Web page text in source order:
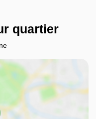
quartier